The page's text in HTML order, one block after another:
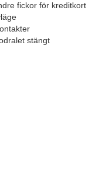
fickor för kreditkort
stängt